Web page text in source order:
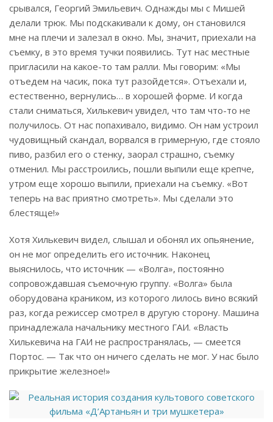
срывался, Георгий Эмильевич. Однажды мы с Мишей
делали трюк. Мы подскакивали к дому, он становился
мне на плечи и залезал в окно. Мы, значит, приехали на
съемку, в это время тучки появились. Тут нас местные
пригласили на какое-то там ралли. Мы говорим: «Мы
отъедем на часик, пока тут разойдется». Отъехали и,
естественно, вернулись… в хорошей форме. И когда
стали сниматься, Хилькевич увидел, что там что-то не
получилось. От нас попахивало, видимо. Он нам устроил
чудовищный скандал, ворвался в гримерную, где стояло
пиво, разбил его о стенку, заорал страшно, съемку
отменил. Мы расстроились, пошли выпили еще крепче,
утром еще хорошо выпили, приехали на съемку. «Вот
теперь на вас приятно смот­реть». Мы сделали это
блестяще!»
Хотя Хилькевич видел, слышал и обонял их опьянение,
он не мог определить его источник. Наконец
выяснилось, что источник — «Волга», постоянно
сопровождавшая съемочную группу. «Волга» была
оборудована краником, из которого лилось вино всякий
раз, когда режиссер смотрел в другую сторону. Машина
принадлежала начальнику местного ГАИ. «Власть
Хилькевича на ГАИ не распространялась, — смеется
Портос. — Так что он ничего сделать не мог. У нас было
прикрытие железное!»